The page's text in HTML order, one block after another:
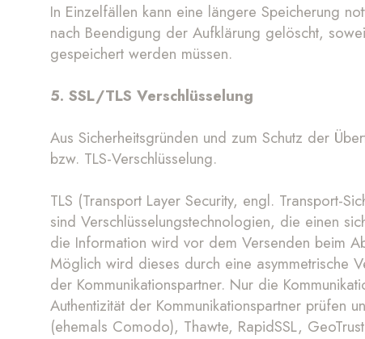
In Einzelfällen kann eine längere Speicherung
nach Beendigung der Aufklärung gelöscht,
gespeichert werden müssen.
5. SSL/TLS Verschlüsselung
Aus Sicherheitsgründen und zum Schutz der
bzw. TLS-Verschlüsselung.
TLS (Transport Layer Security, engl. Transport-
sind Verschlüsselungstechnologien, die einen
die Information wird vor dem Versenden beim
Möglich wird dieses durch eine asymmetrische
der Kommunikationspartner. Nur die
Authentizität der Kommunikationspartner prüfen
(ehemals Comodo), Thawte, RapidSSL,